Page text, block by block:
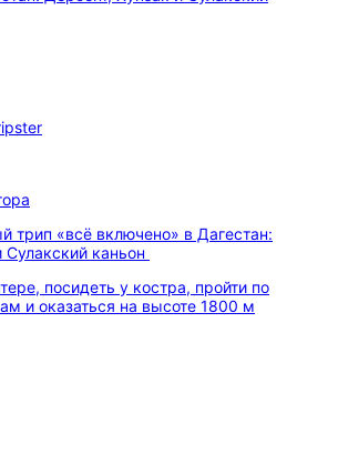
трип «всё включено» в Дагестан:
Сулакский каньон
посидеть у костра, пройти по
и оказаться на высоте 1800 м